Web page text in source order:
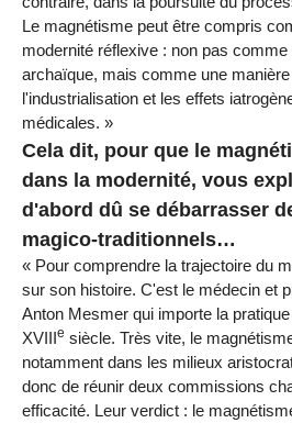
Le magnétisme peut être compris
modernité réflexive : non pas
archaïque, mais comme une
l'industrialisation et les effets
médicales. »
Cela dit, pour que le
dans la modernité, vous
d'abord dû se débarrasser
magico-traditionnels…
« Pour comprendre la trajectoire du
sur son histoire. C'est le médecin et
Anton Mesmer qui importe la
XVIIIe siècle. Très vite, le
notamment dans les milieux
donc de réunir deux commissions
efficacité. Leur verdict : le